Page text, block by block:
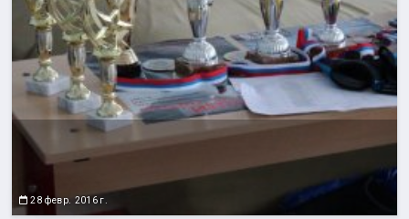
28 февр. 2016 г.